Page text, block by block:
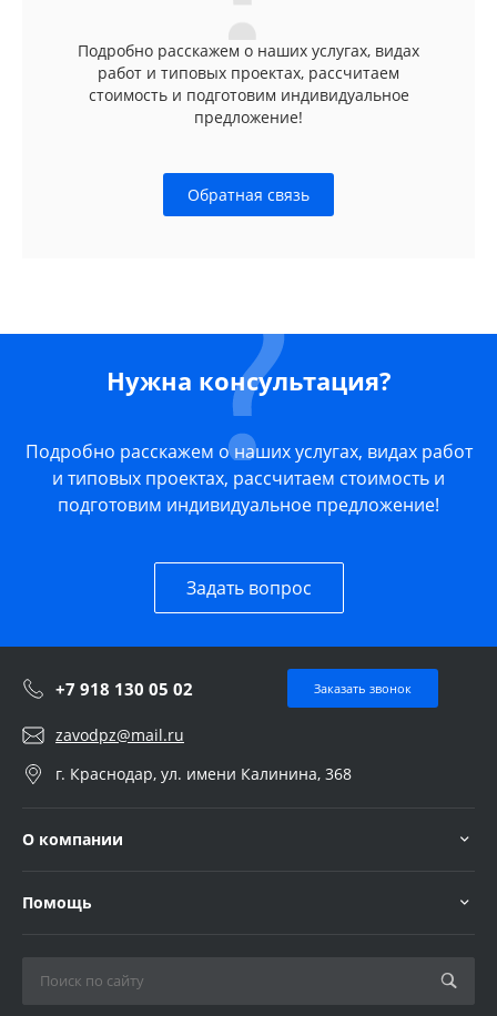
Подробно расскажем о наших услугах, видах
работ и типовых проектах, рассчитаем
стоимость и подготовим индивидуальное
предложение!
Обратная связь
Нужна консультация?
Подробно расскажем о наших услугах, видах работ
и типовых проектах, рассчитаем стоимость и
подготовим индивидуальное предложение!
Задать вопрос
+7 918 130 05 02 Заказать звонок
zavodpz@mail.ru
г. Краснодар, ул. имени Калинина, 368
О компании
Помощь